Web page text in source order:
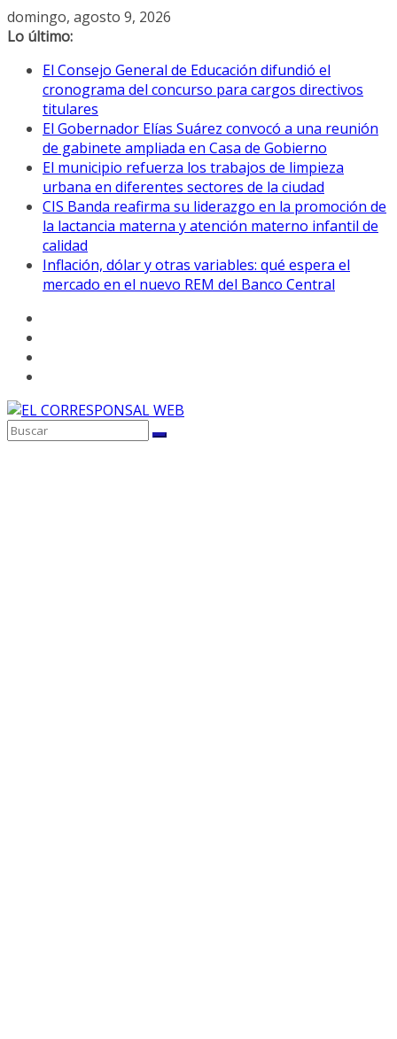
Saltar
al
domingo, agosto 9, 2026
Lo último:
El Consejo General de Educación difundió el
cronograma del concurso para cargos directivos
titulares
El Gobernador Elías Suárez convocó a una reunión
de gabinete ampliada en Casa de Gobierno
El municipio refuerza los trabajos de limpieza
urbana en diferentes sectores de la ciudad
CIS Banda reafirma su liderazgo en la promoción de
la lactancia materna y atención materno infantil de
calidad
Inflación, dólar y otras variables: qué espera el
mercado en el nuevo REM del Banco Central